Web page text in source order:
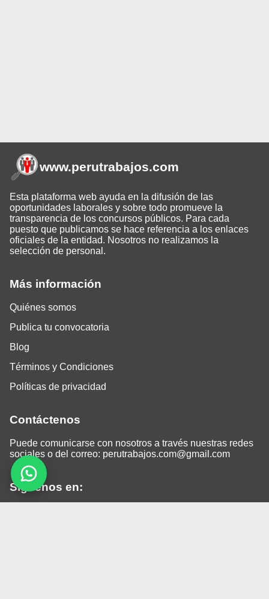
Más información
Quiénes somos
Publica tu convocatoria
Blog
Términos y Condiciones
Políticas de privacidad
Contáctenos
Puede comunicarse con nosotros a través nuestras redes
sociales o del correo: perutrabajos.com@gmail.com
Siguenos en:
www.perutrabajos.com
Esta plataforma web ayuda en la difusión de las
oportunidades laborales y sobre todo promueve la
transparencia de los concursos públicos. Para cada
puesto que publicamos se hace referencia a los enlaces
oficiales de la entidad. Nosotros no realizamos la
selección de personal.